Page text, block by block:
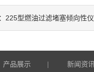
225型燃油过滤堵塞倾向性仪
产品展示 新闻资讯